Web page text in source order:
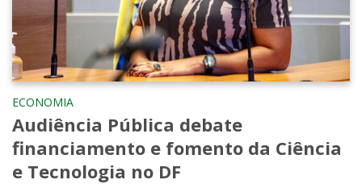
ECONOMIA
Audiência Pública debate
financiamento e fomento da Ciência
e Tecnologia no DF